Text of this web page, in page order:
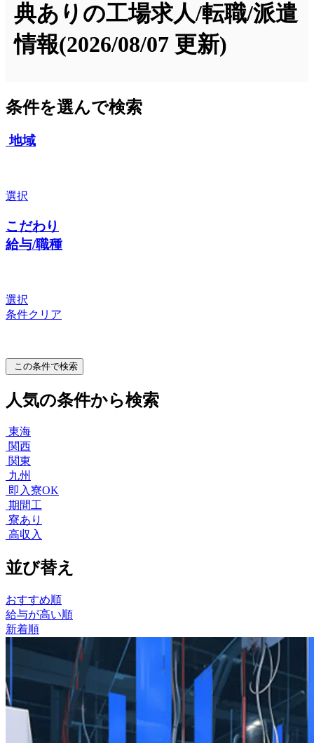
典ありの工場求人/転職/派遣
情報(2026/08/07 更新)
条件を選んで検索
地域
選択
こだわり
給与/職種
選択
条件クリア
この条件で検索
人気の条件から検索
東海
関西
関東
九州
即入寮OK
期間工
寮あり
高収入
並び替え
おすすめ順
給与が高い順
新着順